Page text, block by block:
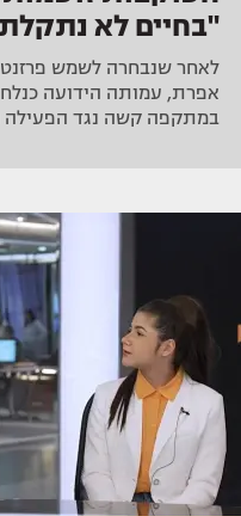
"בחיים לא
לאחר שנבחרה לשמש
אפרת, עמותה הידועה
במתקפה קשה נגד הפעילה